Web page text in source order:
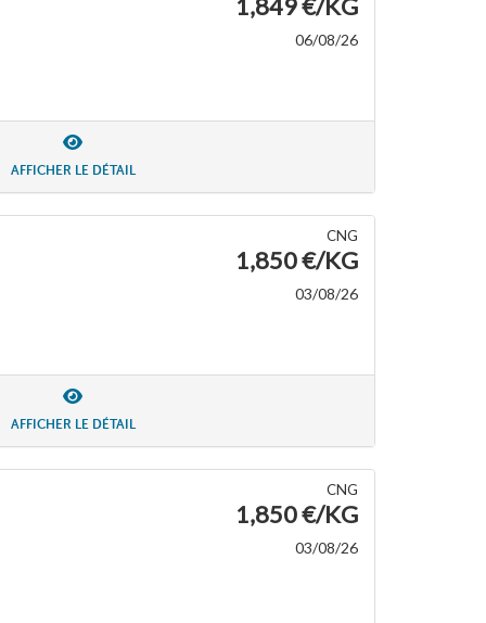
1,849 €/KG
06/08/26
AFFICHER LE DÉTAIL
CNG
1,850 €/KG
03/08/26
AFFICHER LE DÉTAIL
CNG
1,850 €/KG
03/08/26